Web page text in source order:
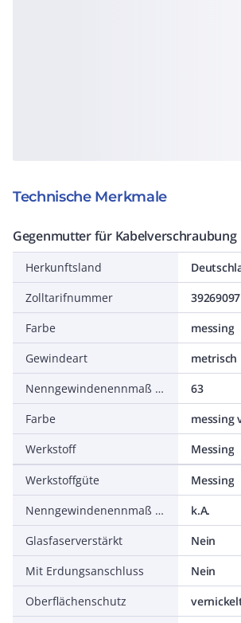
Technische Merkmale
Gegenmutter für Kabelverschraubung
Herkunftsland
Zolltarifnummer
39269097
Farbe
messing
Gewindeart
metrisch
Nenngewindenennmaß metrisch/PG
63
Farbe
messing
Werkstoff
Messing
Werkstoffgüte
Messing
Nenngewindenennmaß in Zoll NPT/Gasrohrgewinde
k.A.
Glasfaserverstärkt
Nein
Mit Erdungsanschluss
Nein
Oberflächenschutz